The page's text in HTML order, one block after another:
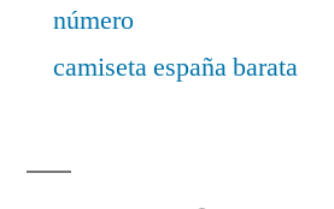
número
camiseta españa barata